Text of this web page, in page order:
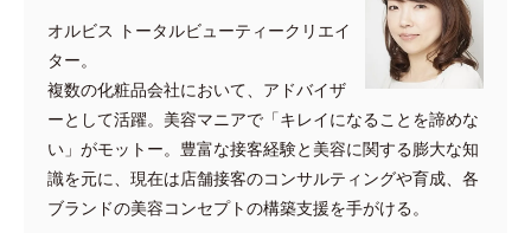
オルビス トータルビューティークリエイ
ター。
複数の化粧品会社において、アドバイザ
ーとして活躍。美容マニアで「キレイになることを諦めな
い」がモットー。豊富な接客経験と美容に関する膨大な知
識を元に、現在は店舗接客のコンサルティングや育成、各
ブランドの美容コンセプトの構築支援を手がける。